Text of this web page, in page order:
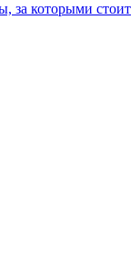
за которыми стоит